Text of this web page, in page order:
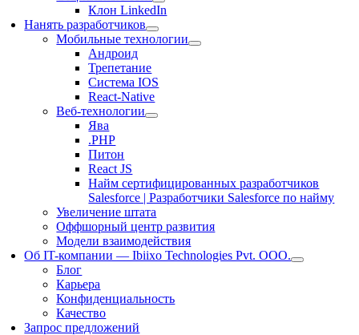
Клон LinkedIn
Нанять разработчиков
Мобильные технологии
Андроид
Трепетание
Система IOS
React-Native
Веб-технологии
Ява
.PHP
Питон
React JS
Найм сертифицированных разработчиков
Salesforce | Разработчики Salesforce по найму
Увеличение штата
Оффшорный центр развития
Модели взаимодействия
Об IT-компании — Ibiixo Technologies Pvt. ООО.
Блог
Карьера
Конфиденциальность
Качество
Запрос предложений